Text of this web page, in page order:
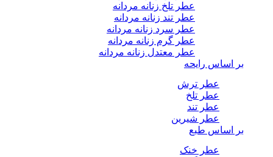
عطر تلخ زنانه مردانه
عطر تند زنانه مردانه
عطر سرد زنانه مردانه
عطر گرم زنانه مردانه
عطر معتدل زنانه مردانه
بر اساس رایحه
عطر ترش
عطر تلخ
عطر تند
عطر شیرین
بر اساس طبع
عطر خنک